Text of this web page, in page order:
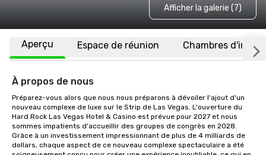
Afficher la galerie (7)
Aperçu Espace de réunion Chambres
À propos de nous
Préparez-vous alors que nous nous préparons à dévoiler l'ajout d'un
nouveau complexe de luxe sur le Strip de Las Vegas. L'ouverture du
Hard Rock Las Vegas Hotel & Casino est prévue pour 2027 et nous
sommes impatients d'accueillir des groupes de congrès en 2028.
Grâce à un investissement impressionnant de plus de 4 milliards de
dollars, chaque aspect de ce nouveau complexe spectaculaire a été